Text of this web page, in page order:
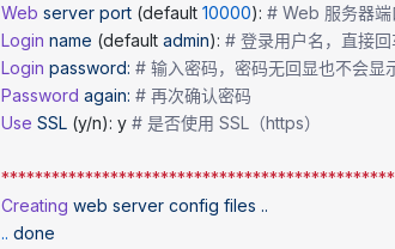
Web server port (default 10000): # Web 服务器端
Login name (default admin): # 登录用户名，直接
Login password: # 输入密码，密码无回显也不会
Password again: # 再次确认密码
Use SSL (y/n): y # 是否使用 SSL（https）
Creating web server config files ..
.. done